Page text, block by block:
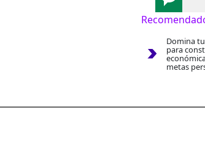
Domina
para
metas